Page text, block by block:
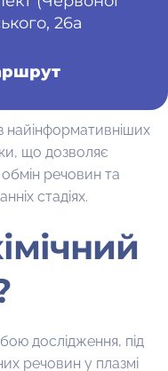
26а
найінформативніших
що дозволяє
обмін речовин та
стадіях.
дослідження, під
речовин у плазмі